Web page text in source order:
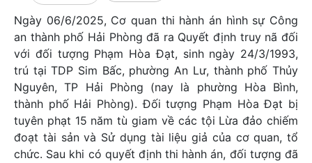
Ngày 06/6/2025, Cơ quan thi hành án hình sự Công
an thành phố Hải Phòng đã ra Quyết định truy nã đối
với đối tượng Phạm Hòa Đạt, sinh ngày 24/3/1993,
trú tại TDP Sim Bấc, phường An Lư, thành phố Thủy
Nguyên, TP Hải Phòng (nay là phường Hòa Bình,
thành phố Hải Phòng). Đối tượng Phạm Hòa Đạt bị
tuyên phạt 15 năm tù giam về các tội Lừa đảo chiếm
đoạt tài sản và Sử dụng tài liệu giả của cơ quan, tổ
chức. Sau khi có quyết định thi hành án, đối tượng đã